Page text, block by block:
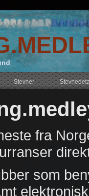
Stevner
fra
som